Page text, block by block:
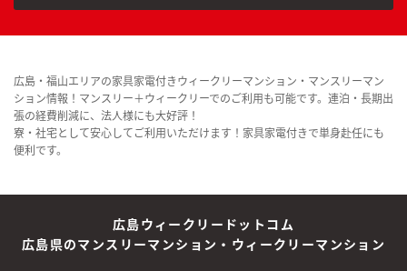
広島・福山エリアの家具家電付きウィークリーマンション・マンスリーマン
ション情報！マンスリー＋ウィークリーでのご利用も可能です。連泊・長期出
張の経費削減に、法人様にも大好評！
寮・社宅として安心してご利用いただけます！家具家電付きで単身赴任にも
便利です。
広島ウィークリードットコム
広島県のマンスリーマンション・ウィークリーマンション